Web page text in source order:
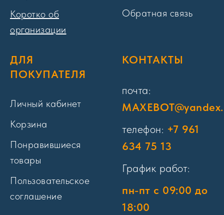
Коротко об
организации
Обратная связь
ДЛЯ
ПОКУПАТЕЛЯ
Личный кабинет
Корзина
Понравившиеся
товары
Пользовательское
соглашение
КОНТАКТЫ
почта:
телефон: +7 961
634 75 13
График работ:
пн-пт с 09:00 до
18:00